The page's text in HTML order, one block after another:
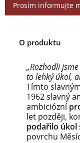
Prosím informujte
O produktu
„Rozhodli
to lehký úkol,
Tímto
1962 slavný
ambiciózní
let později,
podařilo úkol
povrchu